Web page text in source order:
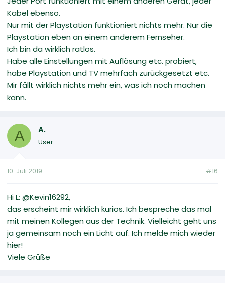
Kabel ebenso.
Nur mit der Playstation funktioniert nichts mehr. Nur die
Playstation eben an einem anderem Fernseher.
Ich bin da wirklich ratlos.
Habe alle Einstellungen mit Auflösung etc. probiert,
habe Playstation und TV mehrfach zurückgesetzt etc.
Mir fällt wirklich nichts mehr ein, was ich noch machen
kann.
A A.
User
10. Juli 2019 #16
Hi L: @Kevin16292,
das erscheint mir wirklich kurios. Ich bespreche das mal
mit meinen Kollegen aus der Technik. Vielleicht geht uns
ja gemeinsam noch ein Licht auf. Ich melde mich wieder
hier!
Viele Grüße